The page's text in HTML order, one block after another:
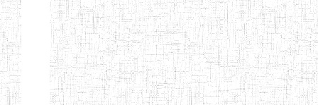
CEFED/SPED/TTI
SANTA
17/11/2008 ENIEG
PTTC MBENGWI 06/08/1990 ENIEG